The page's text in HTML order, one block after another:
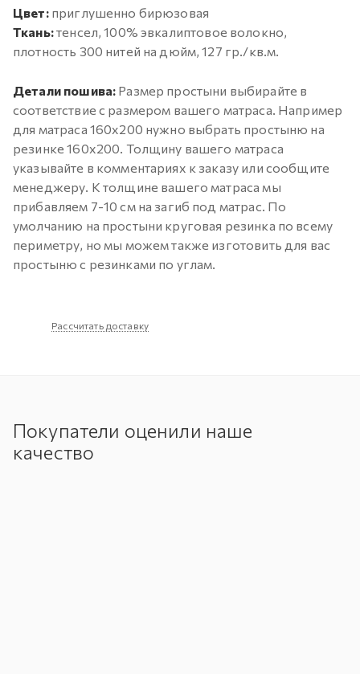
Цвет: приглушенно бирюзовая
Ткань:тенсел, 100% эвкалиптовое волокно,
плотность 300 нитей на дюйм, 127 гр./кв.м.
Детали пошива: Размер простыни выбирайте в
соответствие с размером вашего матраса. Например
для матраса 160х200 нужно выбрать простыню на
резинке 160х200. Толщину вашего матраса
указывайте в комментариях к заказу или сообщите
менеджеру. К толщине вашего матраса мы
прибавляем 7-10 см на загиб под матрас. По
умолчанию на простыни круговая резинка по всему
периметру, но мы можем также изготовить для вас
простыню с резинками по углам.
Рассчитать доставку
Покупатели оценили наше
качество